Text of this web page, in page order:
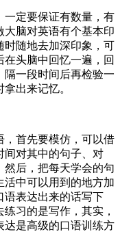
一定要保证有数量，有
大脑对英语有个基本印
时随地去加深印象，可
头脑中回忆一遍，回
一段时间后再检验一
出来记忆。
，首先要模仿，可以借
间对其中的句子、对
后，把每天学会的句
中可以用到的地方加
语表达出来的话写下
习的是写作，其实，
达是高级的口语训练方